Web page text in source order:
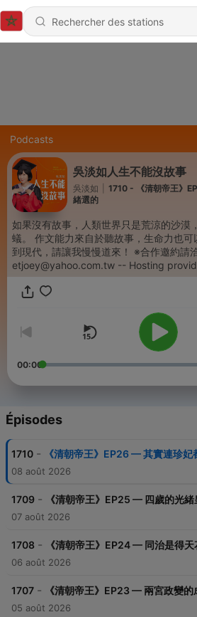
Podcasts
吳淡如人生不能沒故事
吳淡如
1710 - 《清朝帝王》
緒選的
如果沒有故事，人類世界只是荒涼的沙漠
蟻。 作文能力來自於聽故事，生命力也
到現代，請讓我慢慢道來！ ※合作邀約請洽：
etjoey@yahoo.com.tw -- Hosting
00:00
Épisodes
1710 - 《清朝帝王》EP26 — 其實連珍妃
08 août 2026
1709 - 《清朝帝王》EP25 — 四歲的光
07 août 2026
1708 - 《清朝帝王》EP24 — 同治是得天
06 août 2026
1707 - 《清朝帝王》EP23 — 兩宮政變的
05 août 2026